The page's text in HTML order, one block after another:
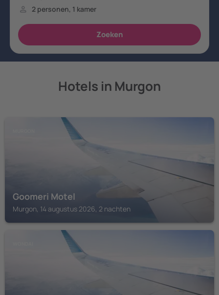
Hotels in Murgon
Goomeri Motel
Murgon, 14 augustus 2026, 2 nachten